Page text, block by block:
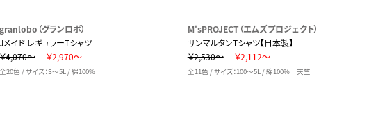
granlobo（グランロボ）
Jメイド レギュラーTシャツ
4,070～
￥2,970～
全20色 / サイズ：S～5L / 綿100%
M'sPROJECT（エムズプロジェクト）
サンマルタンTシャツ【日本製】
￥2,530～
￥2,112～
全11色 / サイズ：100～5L / 綿100% 天竺